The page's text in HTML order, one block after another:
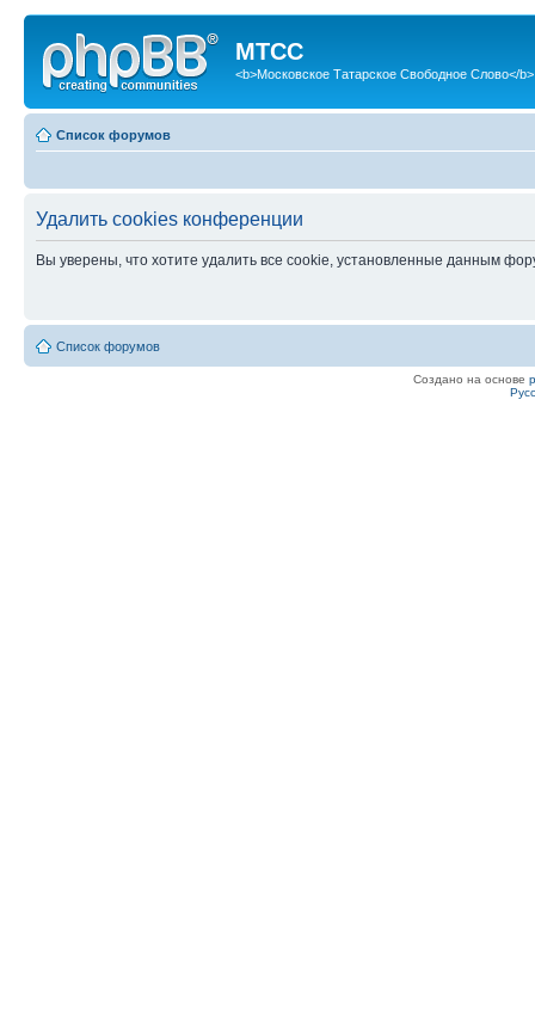
МТСС
<b>Московское Татарское Свободное Слово</b>
Список форумов
Удалить cookies конференции
Вы уверены, что хотите удалить все cookie, установленные данным
Список форумов
Создано на основе